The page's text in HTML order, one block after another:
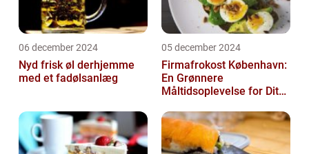
06 december 2024
Nyd frisk øl derhjemme
med et fadølsanlæg
05 december 2024
Firmafrokost København:
En Grønnere
Måltidsoplevelse for Dit